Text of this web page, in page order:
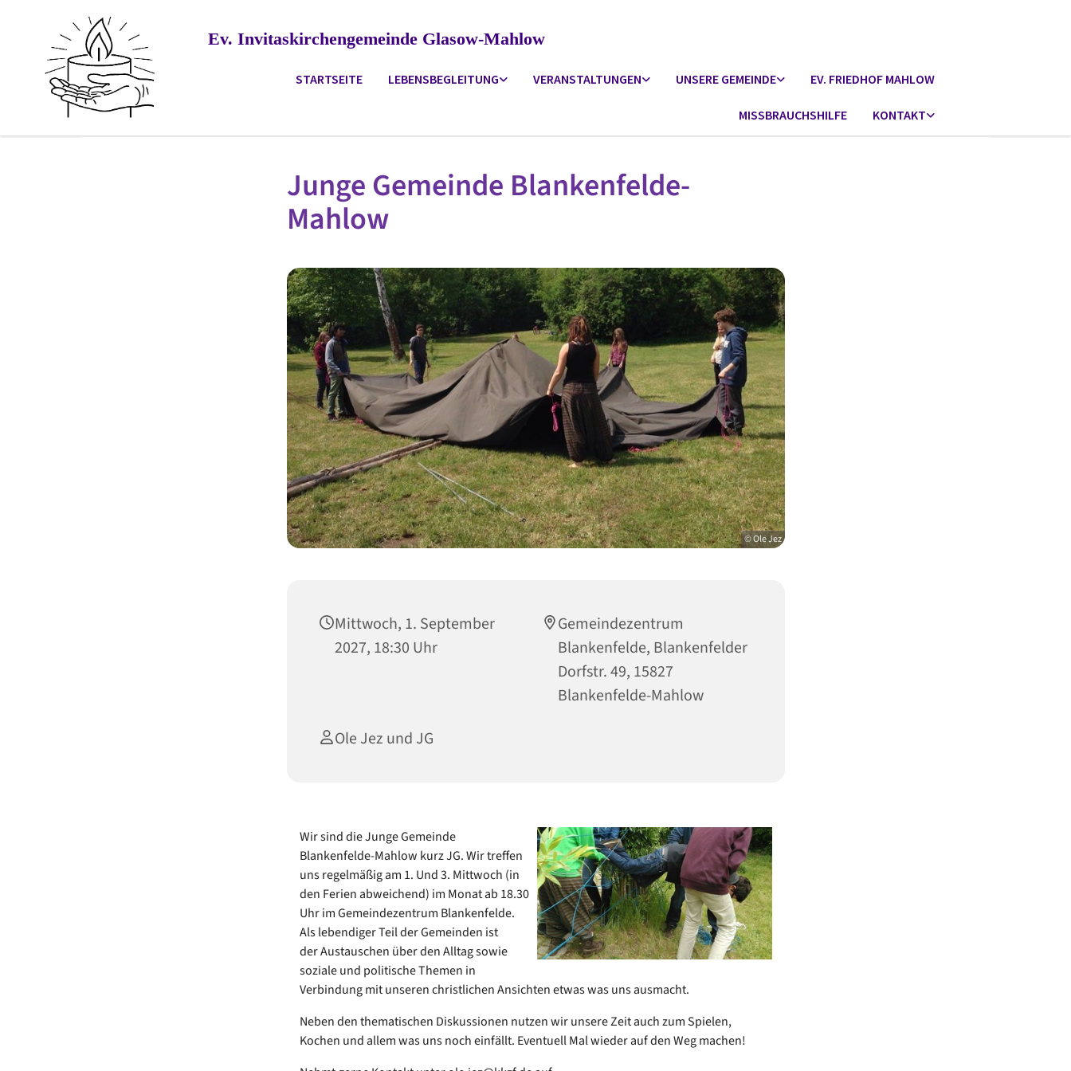
Ev. Invitaskirchengemeinde Glasow-Mahlow
STARTSEITE LEBENSBEGLEITUNG VERANSTALTUNGEN UNSERE GEMEINDE EV. FRIEDHOF MAHLOW
MISSBRAUCHSHILFE KONTAKT
Junge Gemeinde Blankenfelde-
Mahlow
© Ole Jez
Mittwoch, 1. September
2027, 18:30 Uhr
Gemeindezentrum
Blankenfelde, Blankenfelder
Dorfstr. 49, 15827
Blankenfelde-Mahlow
Ole Jez und JG
Wir sind die Junge Gemeinde
Blankenfelde-Mahlow kurz JG. Wir treffen
uns regelmäßig am 1. Und 3. Mittwoch (in
den Ferien abweichend) im Monat ab 18.30
Uhr im Gemeindezentrum Blankenfelde.
Als lebendiger Teil der Gemeinden ist
der Austauschen über den Alltag sowie
soziale und politische Themen in
Verbindung mit unseren christlichen Ansichten etwas was uns ausmacht.
Neben den thematischen Diskussionen nutzen wir unsere Zeit auch zum Spielen,
Kochen und allem was uns noch einfällt. Eventuell Mal wieder auf den Weg machen!